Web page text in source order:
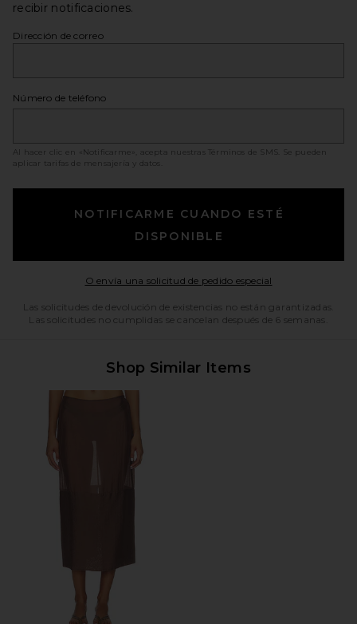
recibir notificaciones.
Dirección de correo
Número de teléfono
Al hacer clic en «Notificarme», acepta nuestras Términos de SMS
. Se pueden
aplicar tarifas de mensajería y datos.
NOTIFICARME CUANDO ESTÉ
DISPONIBLE
O envía una solicitud de pedido especial
Las solicitudes de devolución de existencias no están garantizadas.
Las solicitudes no cumplidas se cancelan después de 6 semanas.
Shop Similar Items